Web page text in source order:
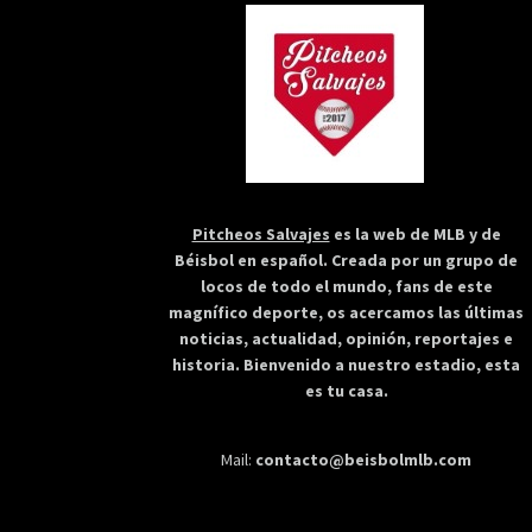
Pitcheos Salvajes es la web de MLB y de
Béisbol en español. Creada por un grupo de
locos de todo el mundo, fans de este
magnífico deporte, os acercamos las últimas
noticias, actualidad, opinión, reportajes e
historia. Bienvenido a nuestro estadio, esta
es tu casa.
Mail: contacto@beisbolmlb.com